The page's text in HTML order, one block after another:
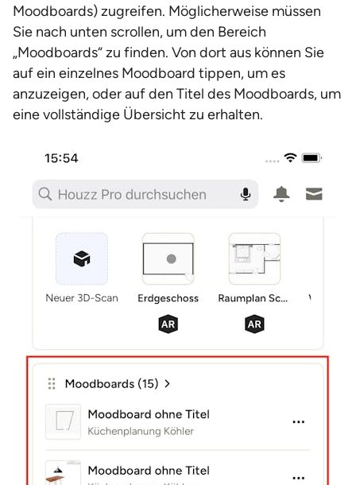
Moodboards) zugreifen. Möglicherweise müssen
Sie nach unten scrollen, um den Bereich
„Moodboards“ zu finden. Von dort aus können Sie
auf ein einzelnes Moodboard tippen, um es
anzuzeigen, oder auf den Titel des Moodboards, um
eine vollständige Übersicht zu erhalten.